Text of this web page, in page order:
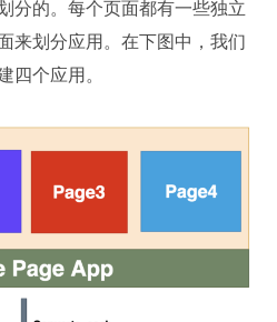
分的。每个页面都有一些独立
来划分应用。在下图中，我们
个应用。